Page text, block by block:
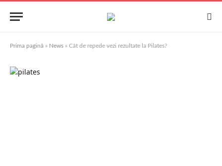
Prima pagină » News » Cât de repede vezi rezultate la Pilates?